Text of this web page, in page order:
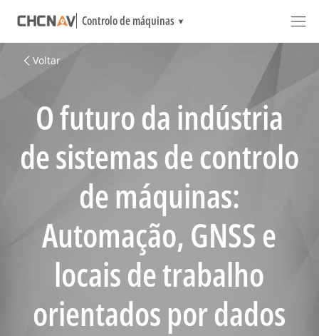
Controlo de máquinas
Voltar
O futuro da indústria
de sistemas de controlo
de máquinas:
Automação, GNSS e
locais de trabalho
orientados por dados